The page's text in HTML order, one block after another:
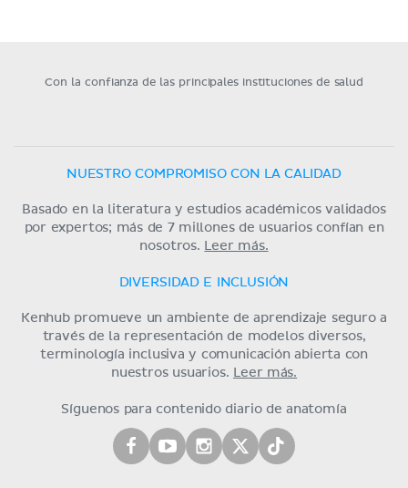
Con la confianza de las principales instituciones de salud
NUESTRO COMPROMISO CON LA CALIDAD
Basado en la literatura y estudios académicos validados
por expertos; más de 7 millones de usuarios confían en
nosotros.
Leer más.
DIVERSIDAD E INCLUSIÓN
Kenhub promueve un ambiente de aprendizaje seguro a
través de la representación de modelos diversos,
terminología inclusiva y comunicación abierta con
nuestros usuarios.
Leer más.
Síguenos para contenido diario de anatomía